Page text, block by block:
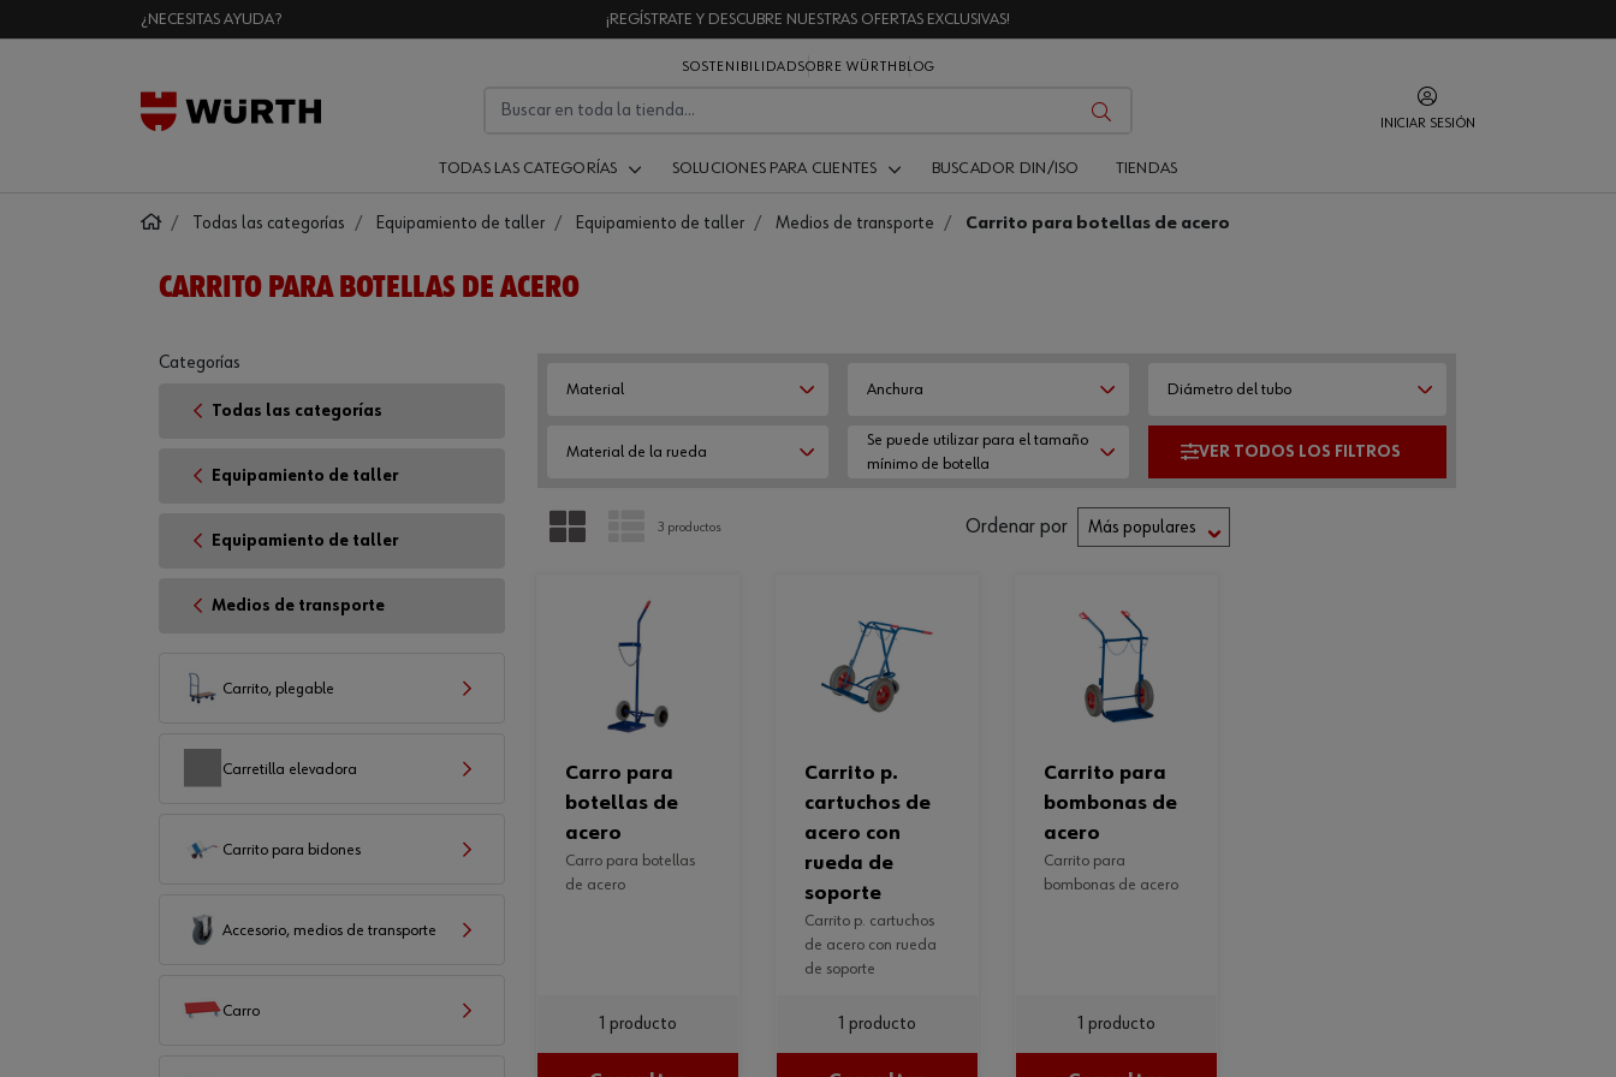
¿NECESITAS AYUDA? ¡REGÍSTRATE Y DESCUBRE NUESTRAS OFERTAS EXCLUSIVAS!
SOSTENIBILIDADSOBRE WÜRTH BLOG
INICIAR SESIÓN
TODAS LAS CATEGORÍAS SOLUCIONES PARA CLIENTES BUSCADOR DIN/ISO TIENDAS
Todas las categorías Equipamiento de taller Equipamiento de taller Medios de transporte Carrito para botellas de acero
CARRITO PARA BOTELLAS DE ACERO
Material Anchura Diámetro del tubo
Material de la rueda
Se puede utilizar para el tamaño
mínimo de botella
PARRILLA LISTA
3 productos Ordenar por
carro para
botellas de
acero
carro para botellas
de acero
1 producto
carrito p.
cartuchos de
acero con
rueda de
soporte
carrito p. cartuchos
de acero con rueda
de soporte
1 producto
carrito para
bombonas de
acero
carrito para
bombonas de acero
1 producto
Categorías
Todas las categorías
Equipamiento de taller
Equipamiento de taller
Medios de transporte
Carrito, plegable
Carretilla elevadora
Carrito para bidones
Accesorio, medios de transporte
Carro